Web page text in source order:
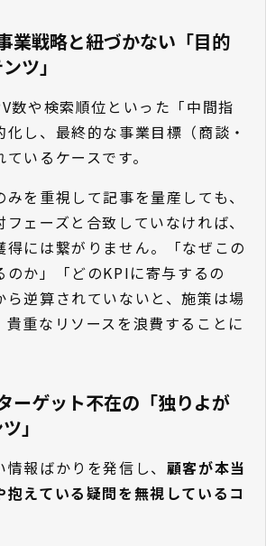
業戦略と紐づかない「目的
ツ」
数や検索順位といった「中間指
し、最終的な事業目標（商談・
いるケースです。
を重視して記事を量産しても、
ェーズと合致していなければ、
得には繋がりません。「なぜこの
のか」「どのKPIに寄与するの
ら逆算されていないと、施策は場
貴重なリソースを浪費することに
ーゲット不在の「独りよが
」
報ばかりを発信し、 顧客が本当
抱えている疑問を無視しているコ